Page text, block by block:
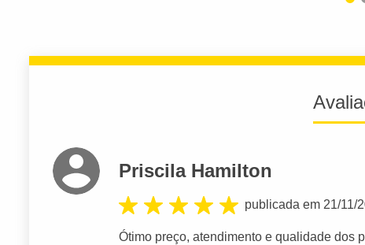
Priscila Hamilton
publicada em 21/11/
Ótimo preço, atendimento e qualidade dos